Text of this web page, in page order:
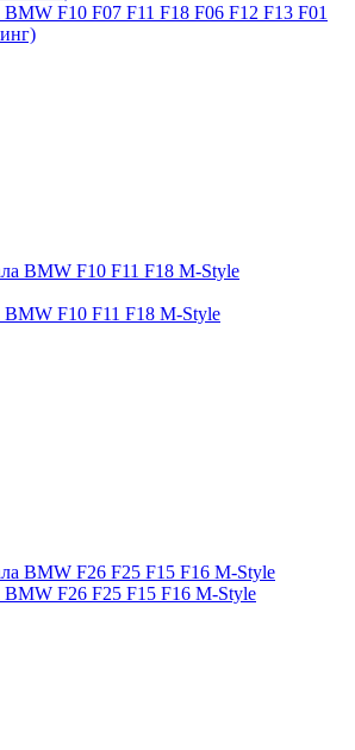
BMW F10 F07 F11 F18 F06 F12 F13 F01
BMW F10 F11 F18 M-Style
BMW F26 F25 F15 F16 M-Style